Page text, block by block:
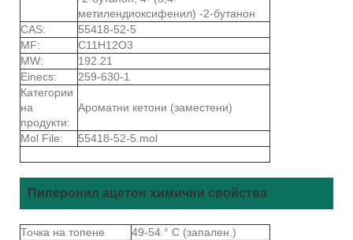
метилендиоксифенил) -2-бутанон
CAS:
55418-52-5
MF:
C11H12O3
MW:
192.21
Einecs:
259-630-1
Категории
на
продукти:
Ароматни кетони (заместени)
Mol File: 55418-52-5.mol
Пиперонил ацетон химични свойства
Точка на топене
49-54 ° C (запален.)